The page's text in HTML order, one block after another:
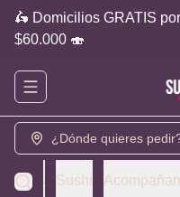
🛵 Domicilios GRATIS
$60.000 🍣
Abrir menu de navegación
¿Dónde quieres
Sushi